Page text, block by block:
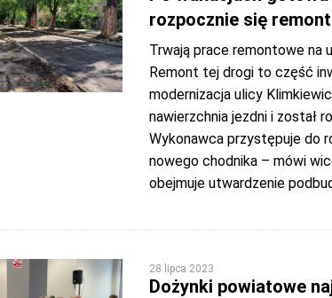
rozpocznie się
Trwają prace remontowe na
Remont tej drogi to część
modernizacja ulicy
nawierzchnia jezdni i został
Wykonawca przystępuje do
nowego chodnika – mówi
obejmuje utwardzenie
28 lipca 2023
Dożynki powiatowe